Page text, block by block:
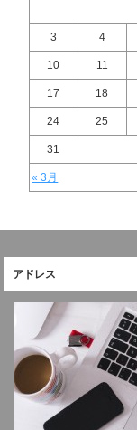
« 3月
3 4
10 11
17 18
24 25
31
アドレス